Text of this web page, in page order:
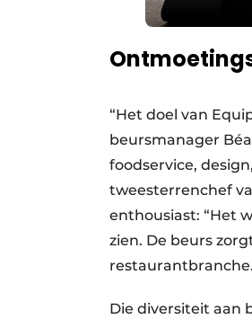
“Het doel van
beursmanager
foodservice,
tweesterrenchef
enthousiast: “Het
zien. De beurs
Die diversiteit aan